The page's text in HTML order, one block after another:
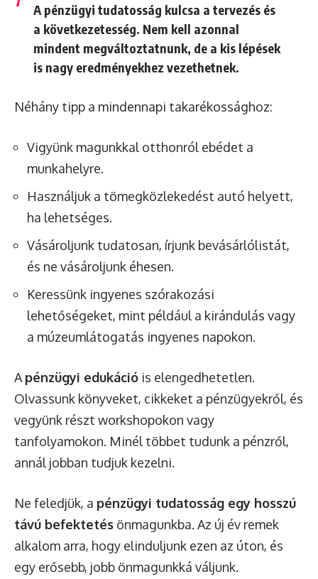
A pénzügyi tudatosság kulcsa a tervezés és
a következetesség. Nem kell azonnal
mindent megváltoztatnunk, de a kis lépések
is nagy eredményekhez vezethetnek.
Néhány tipp a mindennapi takarékossághoz:
Vigyünk magunkkal otthonról ebédet a
munkahelyre.
Használjuk a tömegközlekedést autó helyett,
ha lehetséges.
Vásároljunk tudatosan, írjunk bevásárlólistát,
és ne vásároljunk éhesen.
Keressünk ingyenes szórakozási
lehetőségeket, mint például a kirándulás vagy
a múzeumlátogatás ingyenes napokon.
A pénzügyi edukáció is elengedhetetlen.
Olvassunk könyveket, cikkeket a pénzügyekről, és
vegyünk részt workshopokon vagy
tanfolyamokon. Minél többet tudunk a pénzről,
annál jobban tudjuk kezelni.
Ne feledjük, a pénzügyi tudatosság egy hosszú
távú befektetés önmagunkba. Az új év remek
alkalom arra, hogy elinduljunk ezen az úton, és
egy erősebb, jobb önmagunkká váljunk.